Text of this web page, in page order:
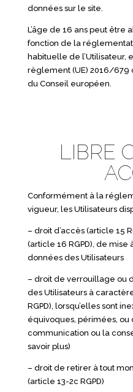
données sur le site.
L’âge de 16 ans peut être
fonction de la
habituelle de l’Utilisateur,
règlement (UE) 2016/679
du Conseil européen.
LIBRE
Conformément à la
vigueur, les Utilisateurs
– droit d’accès (article 15
(article 16 RGPD), de
données des Utilisateurs
– droit de verrouillage ou
des Utilisateurs à
RGPD), lorsqu’elles sont
équivoques, périmées, ou
communication ou la
savoir plus)
– droit de retirer à tout
(article 13-2c RGPD)